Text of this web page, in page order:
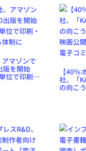
マゾンで
版を開始
位で印刷・
【40％
社、「
の向こ